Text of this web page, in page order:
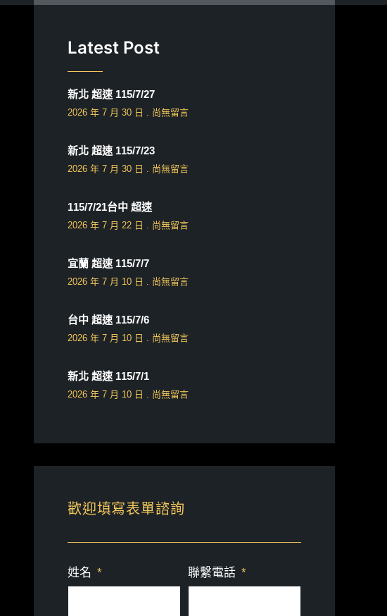
Latest Post
新北 超速 115/7/27
2026 年 7 月 30 日 尚無留言
新北 超速 115/7/23
2026 年 7 月 30 日 尚無留言
115/7/21台中 超速
2026 年 7 月 22 日 尚無留言
宜蘭 超速 115/7/7
2026 年 7 月 10 日 尚無留言
台中 超速 115/7/6
2026 年 7 月 10 日 尚無留言
新北 超速 115/7/1
2026 年 7 月 10 日 尚無留言
歡迎填寫表單諮詢
姓名 聯繫電話